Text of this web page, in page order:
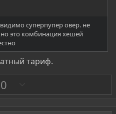
суперпупер овер. не
это комбинация хешей
тариф.
0
р
о